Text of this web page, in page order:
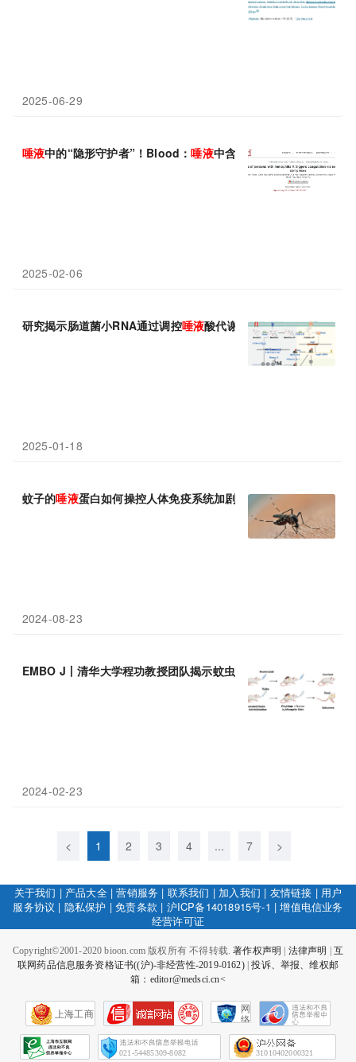
2025-06-29
唾液中的“隐形守护者”！Blood：唾液中含有特殊的细胞外囊泡，
2025-02-06
研究揭示肠道菌小RNA通过调控唾液酸代谢促进定植的新机制
2025-01-18
蚊子的唾液蛋白如何操控人体免疫系统加剧病毒传播？Sci
2024-08-23
EMBO J丨清华大学程功教授团队揭示蚊虫 蛋白辅助蚊媒病毒
2024-02-23
< 1 2 3 4 ... 7 >
关于我们 | 产品大全|营销服务 | 联系我们 | 加入我们 | 友情链接 | 用户
服务协议 | 隐私保护 |免责条款 | 沪ICP备14018915号-1 |增值电信业务
经营许可证
Copyright©2001-2020 bioon.com 版权所有 不得转载.著作权声明 法律声明
互
联网药品信息服务资格证书((沪)-非经营性-2019-0162)|投诉、举报、维权邮
箱：editor@medsci.cn<
上海工商
网
络
会
征
021-54485309-8082 31010402000321